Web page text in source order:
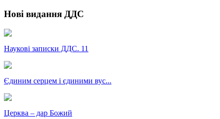
Нові видання ДДС
Наукові записки ДДС. 11
Єдиним серцем і єдиними вус...
Церква – дар Божий